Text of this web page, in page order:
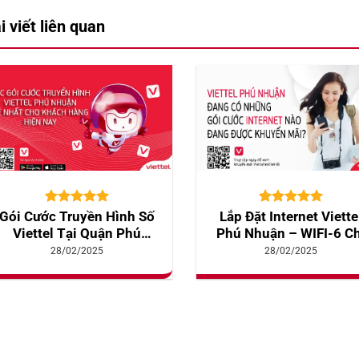
viết liên quan
5.00trên 5
dựa trên
10
đánh giá
Gói Cước Truyền Hình Số
Viettel Tại Quận Phú
Nhuận
28/02/2025
5.00trên 5
dựa trên
10
đánh giá
Lắp Đặt Internet
Phú Nhuận – WIFI-6
Với 220.000đ
28/02/2025